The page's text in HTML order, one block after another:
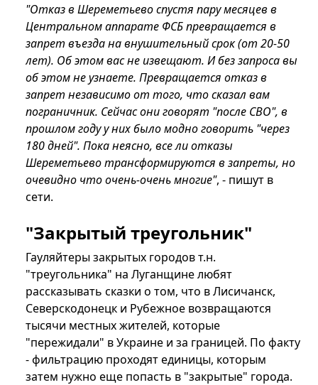
"Отказ в Шереметьево спустя пару месяцев в
Центральном аппарате ФСБ превращается в
запрет въезда на внушительный срок (от 20-50
лет). Об этом вас не извещают. И без запроса вы
об этом не узнаете. Превращается отказ в
запрет независимо от того, что сказал вам
пограничник. Сейчас они говорят "после СВО", в
прошлом году у них было модно говорить "через
180 дней". Пока неясно, все ли отказы
Шереметьево трансформируются в запреты, но
очевидно что очень-очень многие", - пишут в
сети.
"Закрытый треугольник"
Гауляйтеры закрытых городов т.н.
"треугольника" на Луганщине любят
рассказывать сказки о том, что в Лисичанск,
Северскодонецк и Рубежное возвращаются
тысячи местных жителей, которые
"пережидали" в Украине и за границей. По факту
- фильтрацию проходят единицы, которым
затем нужно еще попасть в "закрытые" города.